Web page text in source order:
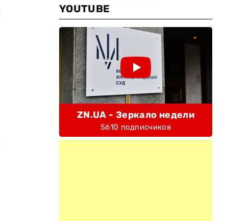
YOUTUBE
ZN.UA - Зеркало недели
5610 подписчиков